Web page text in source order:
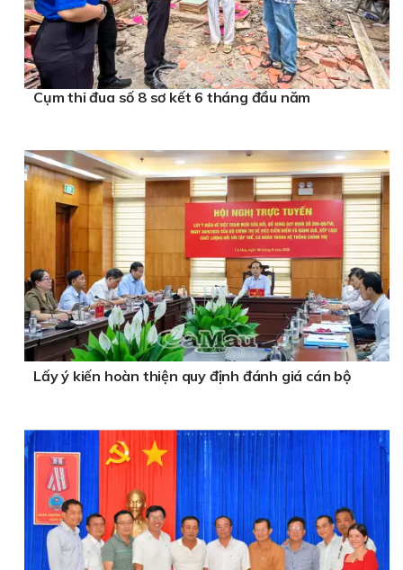
Cụm thi đua số 8 sơ kết 6 tháng đầu năm
Lấy ý kiến hoàn thiện quy định đánh giá cán bộ